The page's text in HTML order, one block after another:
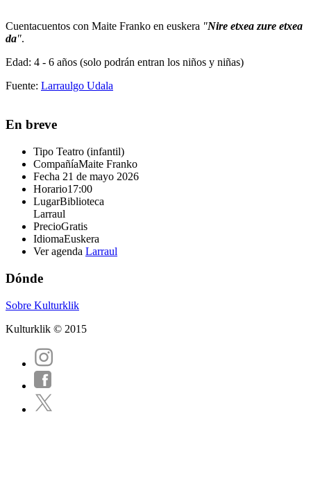
Cuentacuentos con Maite Franko en euskera "Nire etxea zure etxea
da".
Edad: 4 - 6 años (solo podrán entran los niños y niñas)
Fuente: Larraulgo Udala
En breve
Tipo Teatro (infantil)
CompañíaMaite Franko
Fecha 21 de mayo 2026
Horario17:00
LugarBiblioteca
Larraul
PrecioGratis
IdiomaEuskera
Ver agenda Larraul
Dónde
Sobre Kulturklik
Kulturklik © 2015